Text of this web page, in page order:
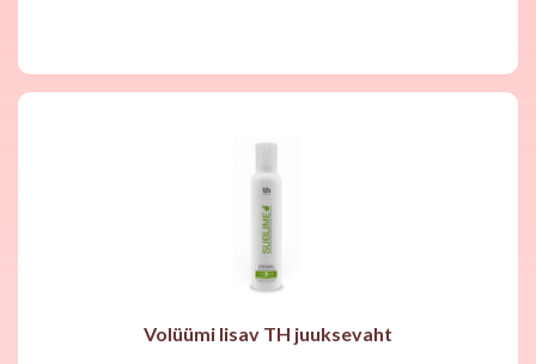
Volüümi lisav TH juuksevaht